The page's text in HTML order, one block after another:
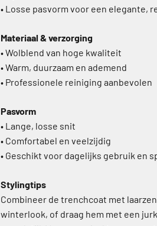
• Losse pasvorm voor een elegante,
Materiaal & verzorging
• Wolblend van hoge kwaliteit
• Warm, duurzaam en ademend
• Professionele reiniging aanbevolen
Pasvorm
• Lange, losse snit
• Comfortabel en veelzijdig
• Geschikt voor dagelijks gebruik en
Stylingtips
Combineer de trenchcoat met
winterlook, of draag hem met een